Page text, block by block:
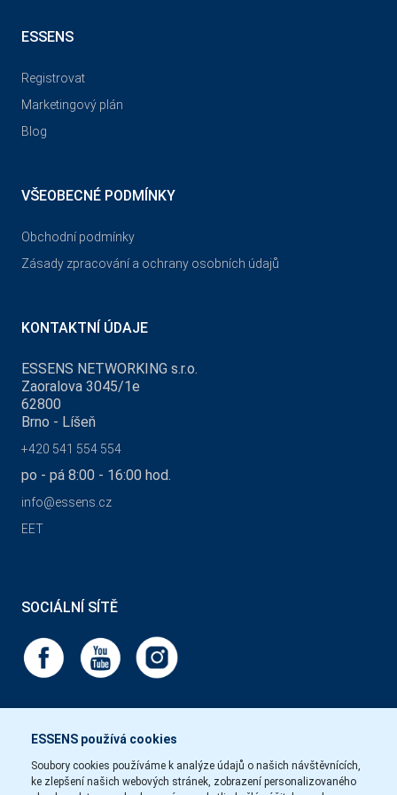
ESSENS používá cookies
Soubory cookies používáme k analýze údajů o našich návštěvnících,
ke zlepšení našich webových stránek, zobrazení personalizovaného
ESSENS
Registrovat
Marketingový plán
Blog
VŠEOBECNÉ PODMÍNKY
Obchodní podmínky
Zásady zpracování a ochrany osobních údajů
KONTAKTNÍ ÚDAJE
ESSENS NETWORKING s.r.o.
Zaoralova 3045/1e
62800
Brno - Líšeň
+420 541 554 554
po - pá 8:00 - 16:00 hod.
info@essens.cz
EET
SOCIÁLNÍ SÍTĚ